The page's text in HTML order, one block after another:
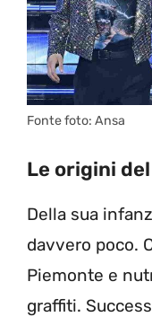
Fonte foto: Ansa
Le origini
Della sua
davvero poco.
Piemonte e
graffiti.